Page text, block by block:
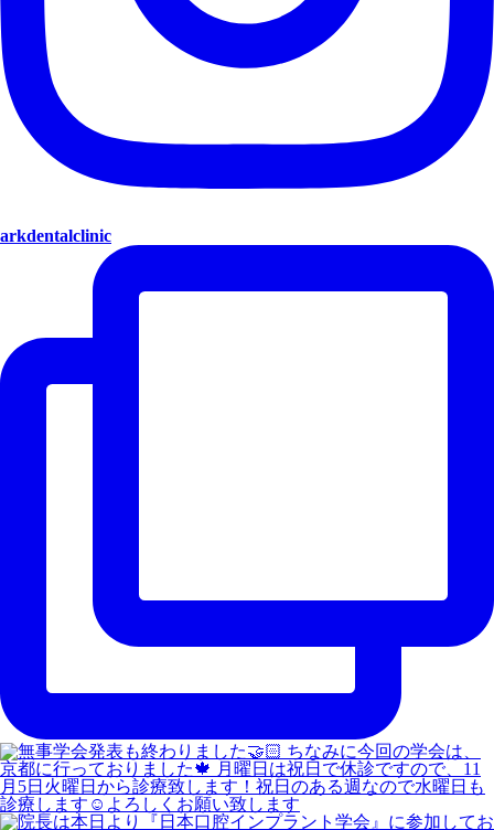
arkdentalclinic